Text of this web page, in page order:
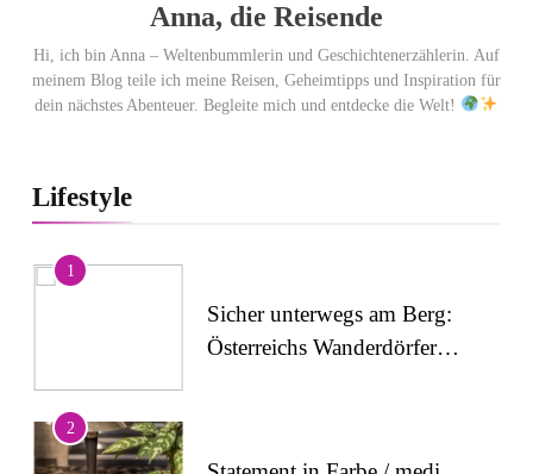
Anna, die Reisende
Hi, ich bin Anna – Weltenbummlerin und Geschichtenerzählerin. Auf
meinem Blog teile ich meine Reisen, Geheimtipps und Inspiration für
dein nächstes Abenteuer. Begleite mich und entdecke die Welt!
Lifestyle
1
Sicher unterwegs am Berg:
Österreichs Wanderdörfer
2